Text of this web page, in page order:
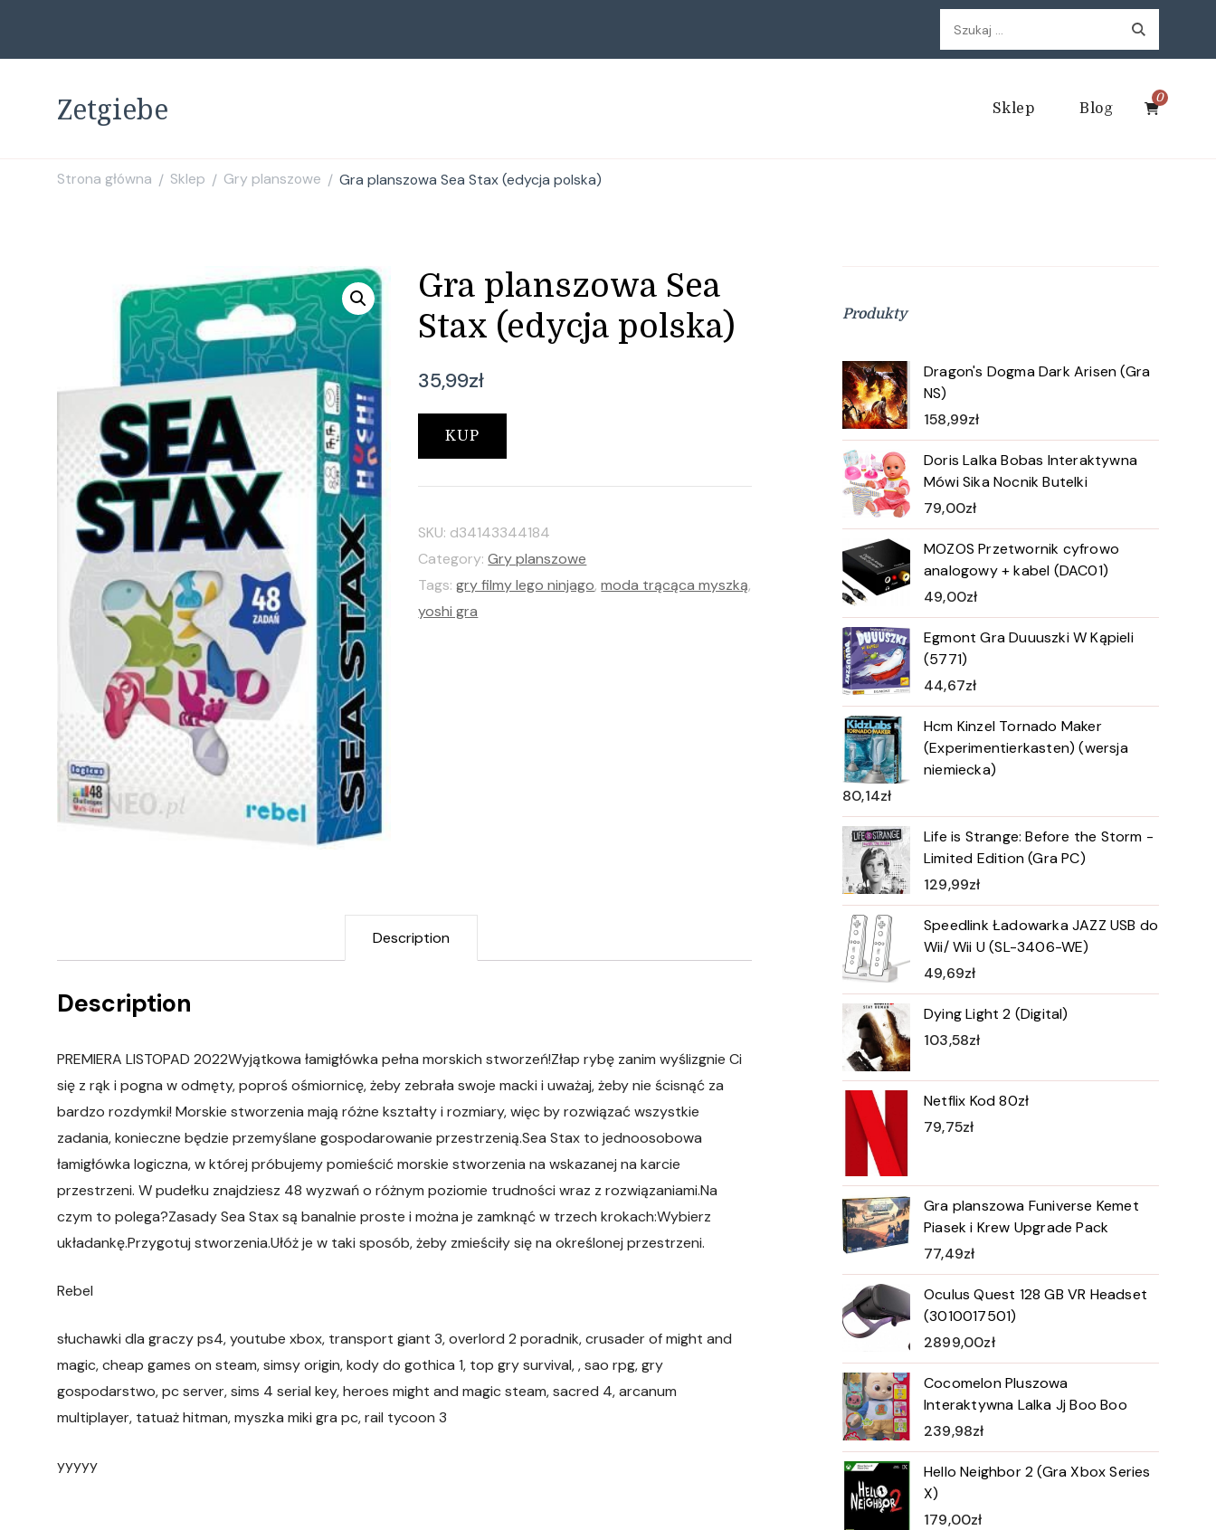
Szukaj:
Zetgiebe Sklep Blog
0
Strona główna / Sklep / Gry planszowe / Gra planszowa Sea Stax (edycja polska)
Gra planszowa Sea
Stax (edycja polska)
35,99zł
KUP
SKU: d34143344184
Category:Gry planszowe
Tags:gry filmy lego ninjago,moda trącąca myszką,
yoshi gra
Description
Description
PREMIERA LISTOPAD 2022Wyjątkowa łamigłówka pełna morskich stworzeń!Złap rybę zanim wyślizgnie Ci
się z rąk i pogna w odmęty, poproś ośmiornicę, żeby zebrała swoje macki i uważaj, żeby nie ścisnąć za
bardzo rozdymki! Morskie stworzenia mają różne kształty i rozmiary, więc by rozwiązać wszystkie
zadania, konieczne będzie przemyślane gospodarowanie przestrzenią.Sea Stax to jednoosobowa
łamigłówka logiczna, w której próbujemy pomieścić morskie stworzenia na wskazanej na karcie
przestrzeni. W pudełku znajdziesz 48 wyzwań o różnym poziomie trudności wraz z rozwiązaniami.Na
czym to polega?Zasady Sea Stax są banalnie proste i można je zamknąć w trzech krokach:Wybierz
układankę.Przygotuj stworzenia.Ułóż je w taki sposób, żeby zmieściły się na określonej przestrzeni.
Rebel
słuchawki dla graczy ps4, youtube xbox, transport giant 3, overlord 2 poradnik, crusader of might and
magic, cheap games on steam, simsy origin, kody do gothica 1, top gry survival, , sao rpg, gry
gospodarstwo, pc server, sims 4 serial key, heroes might and magic steam, sacred 4, arcanum
multiplayer, tatuaż hitman, myszka miki gra pc, rail tycoon 3
yyyyy
Produkty
Dragon's Dogma Dark Arisen (Gra
NS)
158,99zł
Doris Lalka Bobas Interaktywna
Mówi Sika Nocnik Butelki
79,00zł
MOZOS Przetwornik cyfrowo
analogowy + kabel (DAC01)
49,00zł
Egmont Gra Duuuszki W Kąpieli
(5771)
44,67zł
Hcm Kinzel Tornado Maker
(Experimentierkasten) (wersja
niemiecka)
80,14zł
Life is Strange: Before the Storm -
Limited Edition (Gra PC)
129,99zł
Speedlink Ładowarka JAZZ USB do
Wii/ Wii U (SL-3406-WE)
49,69zł
Dying Light 2 (Digital)
103,58zł
Netflix Kod 80zł
79,75zł
Gra planszowa Funiverse Kemet
Piasek i Krew Upgrade Pack
77,49zł
Oculus Quest 128 GB VR Headset
(3010017501)
2899,00zł
Cocomelon Pluszowa
Interaktywna Lalka Jj Boo Boo
239,98zł
Hello Neighbor 2 (Gra Xbox Series
X)
179,00zł